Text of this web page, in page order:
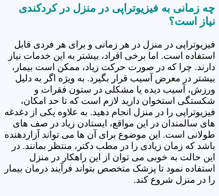
چه زمانی به فیزیوتراپی در منزل در کردکندی
نیاز است؟
فیزیوتراپی در منزل در هر زمانی و برای هر فردی قابل
استفاده است. اما برخی افراد، بیشتر به این خدمات نیاز
دارند. چرا که در صورت حرکت زیاد، ممکن است بیمار،
بیشتر در معرض آسیب قرار بگیرد. به ویژه اگر به دلیل
ورزش، آسیب دیده یا مشکلی در ستون فقرات و
شکستگی استخوان دارید لازم است که تا حد امکان،
فیزیوتراپی را در منزل انجام دهید. به علاوه یکی از دغدغه
های سالمندان در این مواقع، ایستادن زیاد در صف های
طولانی است. این موضوع برای آن ها می تواند آزاردهنده
باشد که زمان زیادی را در مطب دکتر، منتظر بمانند. در
این حالت به خوبی می توان از این راهکار در منزل
استفاده نمود تا پزشک متخصص بتواند فرآیند درمان بیمار
را در منزل شروع کند.